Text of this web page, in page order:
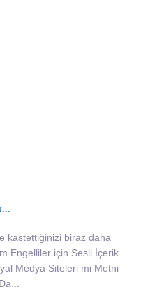
kastettiğinizi biraz daha
Engelliler için Sesli İçerik
Medya Siteleri mi Metni